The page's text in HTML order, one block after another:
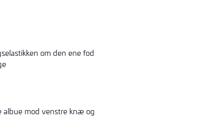
om den ene fod
albue mod venstre knæ og